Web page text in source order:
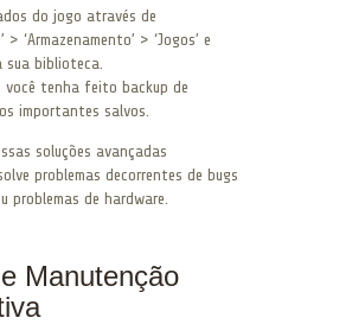
do jogo através de
> ‘Armazenamento’ > ‘Jogos’ e
biblioteca.
você tenha feito backup de
importantes salvos.
soluções avançadas
problemas decorrentes de bugs
problemas de hardware.
Manutenção